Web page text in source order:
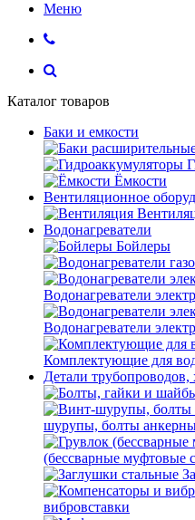
Меню
Каталог товаров
Баки и емкости
Ёмкости
Вентиляционное
Водонагреватели
Бойлеры
Водонагреватели
Водонагреватели
Комплектующие для
Детали
шурупы, болты
(бессварные муфтовые
вибровставки